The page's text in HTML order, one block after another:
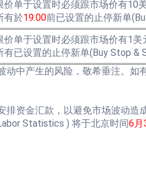
单于设置时必须跟市场价有10
有於19:00前已设置的止停新单
单于设置时必须跟市场价有1美
已设置的止停新单(Buy Stop &
中产生的风险，敬希垂注。如
资金汇款，以避免市场波动造
Statistics ) 将于北京时间6月